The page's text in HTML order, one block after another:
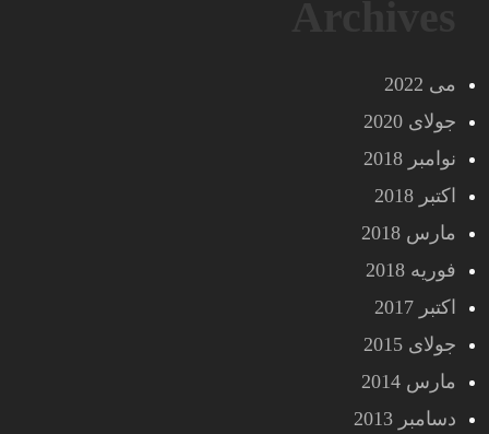
می 2022
جولای 2020
نوامبر 2018
اکتبر 2018
مارس 2018
فوریه 2018
اکتبر 2017
جولای 2015
مارس 2014
دسامبر 2013